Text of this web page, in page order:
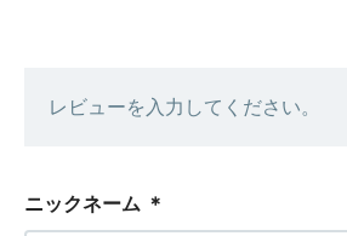
レビューを入力してください。
ニックネーム ＊